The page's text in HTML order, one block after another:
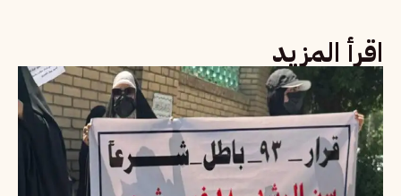
اقرأ المزيد